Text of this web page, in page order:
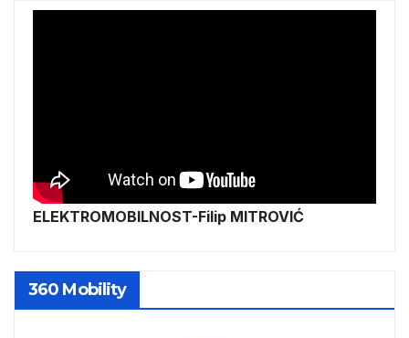
ELEKTROMOBILNOST-Filip MITROVIĆ
360 Mobility